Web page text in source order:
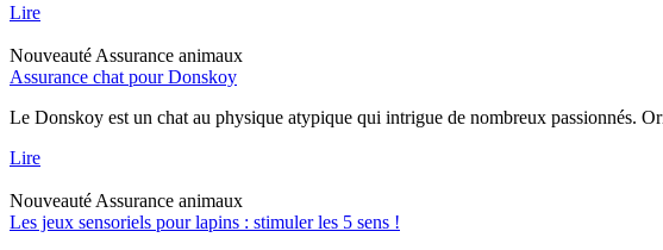
Lire
Nouveauté Assurance animaux
Assurance chat pour Donskoy
Le Donskoy est un chat au physique atypique qui intrigue de nombreux passionnés.
Lire
Nouveauté Assurance animaux
Les jeux sensoriels pour lapins : stimuler les 5 sens !